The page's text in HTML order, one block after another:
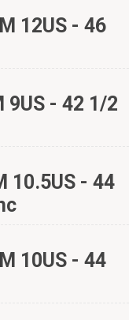
12US - 46
9US - 42 1/2
10.5US - 44
10US - 44